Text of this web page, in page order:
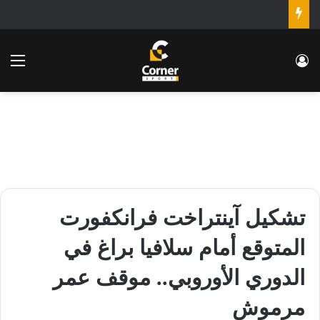
تسجيل الدخول
تشكيل آينتراخت فرانكفورت
المتوقع أمام سلافيا براغ في
الدوري الأوروبي.. موقف عمر
مرموش